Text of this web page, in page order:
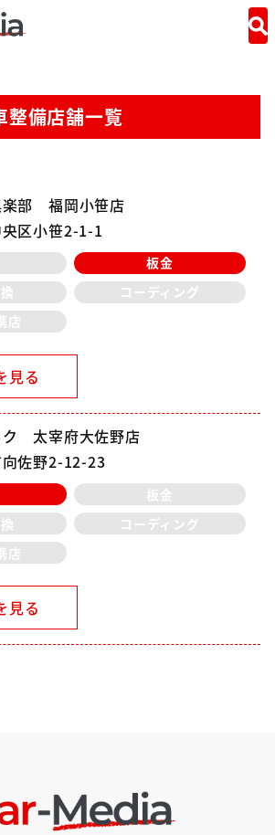
整備店舗一覧
楽部 福岡小笹店
区小笹2-1-1
板金
コーディング
店
見る
ク 太宰府大佐野店
佐野2-12-23
板金
コーディング
店
見る